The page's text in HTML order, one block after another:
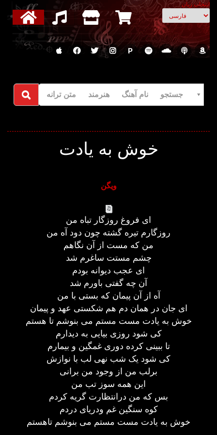
انتخاب زبان
P
جستجو نام آهنگ هنرمند متن ترانه
خوش به یادت
ویگن
ای فروغ روزگار تباه من
روزگارم تیره گشته چون دود آه من
من که مست از آن نگاهم
چشم مستت ساغرم شد
ای عجب دیوانه بودم
آن چه گفتی باورم شد
آه از آن پیمان که بستی با من
ای جان در همان دم هم شکستی عهد و پیمان
خوش به یادت مست مستم می بنوشم تا هستم
کی شود روزی بیایی به دیدارم
تا ببینی کرده دوری غمگین و بیمارم
کی شود یک شب نهی لب با نوازش
برلب من از وجود من برانی
این همه سوز تب من
بس که من درانتظارت گریه کردم
کوه سنگین غم ودریای دردم
خوش به یادت مست مستم می بنوشم تاهستم